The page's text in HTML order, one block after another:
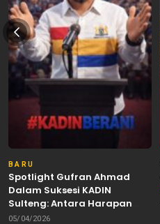
BARU
Spotlight Gufran Ahmad
Dalam Suksesi KADIN
Sulteng: Antara Harapan
dan Kebutuhan Perubahan
05/04/2026